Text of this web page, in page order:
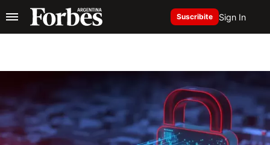
Suscribite Sign In